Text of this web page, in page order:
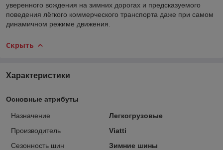
уверенного вождения на зимних дорогах и предсказуемого
поведения лёгкого коммерческого транспорта даже при самом
динамичном режиме движения.
Скрыть
Характеристики
Основные атрибуты
Назначение
Легкогрузовые
Производитель
Viatti
Сезонность шин
Зимние шины